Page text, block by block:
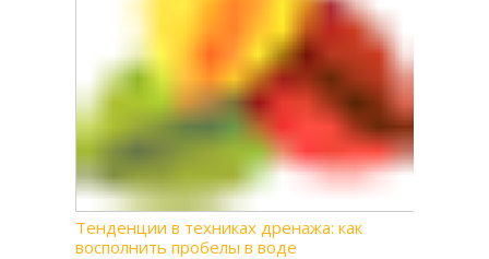
Тенденции в техниках дренажа: как
восполнить пробелы в воде